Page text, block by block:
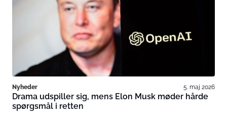
Nyheder 5. maj 2026
Drama udspiller sig, mens Elon Musk møder hårde
spørgsmål i retten